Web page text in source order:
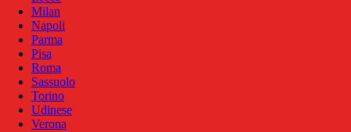
Milan
Napoli
Parma
Pisa
Roma
Sassuolo
Torino
Udinese
Verona